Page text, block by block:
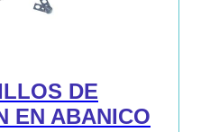
DE
EN ABANICO